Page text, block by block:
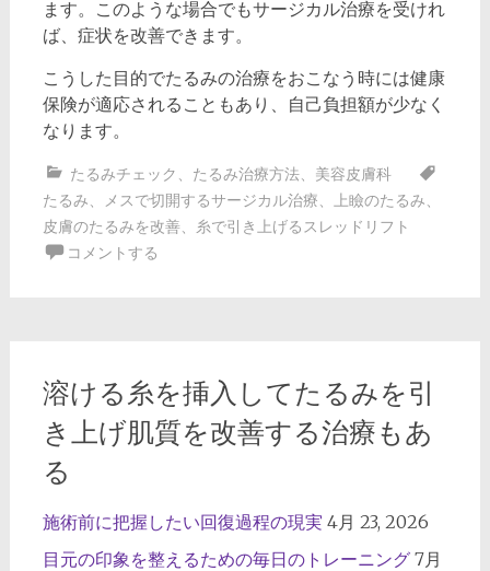
ます。このような場合でもサージカル治療を受けれ
ば、症状を改善できます。
こうした目的でたるみの治療をおこなう時には健康
保険が適応されることもあり、自己負担額が少なく
なります。
たるみチェック 、 たるみ治療方法、 美容皮膚科
たるみ、 メスで切開するサージカル治療、 上瞼のたるみ、
皮膚のたるみを改善、
糸で引き上げるスレッドリフト
コメントする
溶ける糸を挿入してたるみを引
き上げ肌質を改善する治療もあ
る
施術前に把握したい回復過程の現実 4月 23, 2026
目元の印象を整えるための毎日のトレーニング 7月